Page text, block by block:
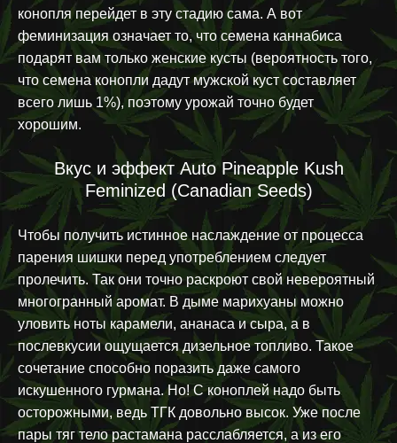
конопля перейдет в эту стадию сама. А вот
феминизация означает то, что семена каннабиса
подарят вам только женские кусты (вероятность того,
что семена конопли дадут мужской куст составляет
всего лишь 1%), поэтому урожай точно будет
хорошим.
Вкус и эффект Auto Pineapple Kush
Feminized (Canadian Seeds)
Чтобы получить истинное наслаждение от процесса
парения шишки перед употреблением следует
пролечить. Так они точно раскроют свой невероятный
многогранный аромат. В дыме марихуаны можно
уловить ноты карамели, ананаса и сыра, а в
послевкусии ощущается дизельное топливо. Такое
сочетание способно поразить даже самого
искушенного гурмана. Но! С коноплей надо быть
осторожными, ведь ТГК довольно высок. Уже после
пары тяг тело растамана расслабляется, а из его